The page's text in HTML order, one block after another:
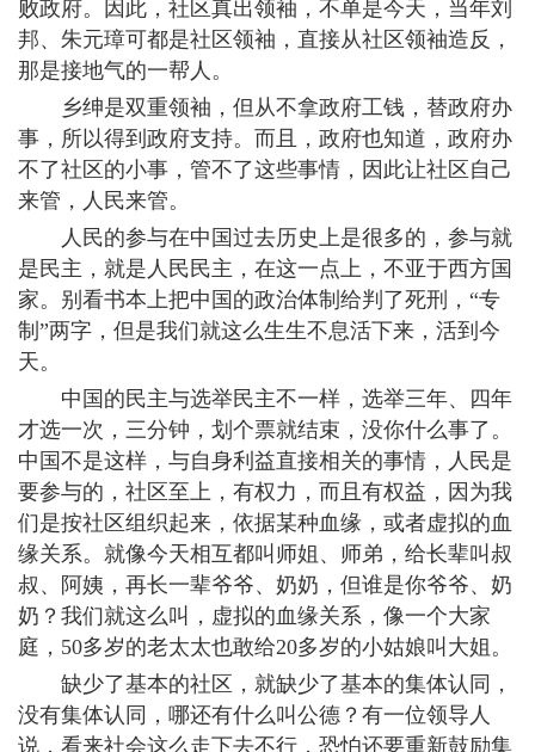
败政府。因此，社区真出领袖，不单是今天，当年刘
邦、朱元璋可都是社区领袖，直接从社区领袖造反，
那是接地气的一帮人。
乡绅是双重领袖，但从不拿政府工钱，替政府办
事，所以得到政府支持。而且，政府也知道，政府办
不了社区的小事，管不了这些事情，因此让社区自己
来管，人民来管。
人民的参与在中国过去历史上是很多的，参与就
是民主，就是人民民主，在这一点上，不亚于西方国
家。别看书本上把中国的政治体制给判了死刑，“专
制”两字，但是我们就这么生生不息活下来，活到今
天。
中国的民主与选举民主不一样，选举三年、四年
才选一次，三分钟，划个票就结束，没你什么事了。
中国不是这样，与自身利益直接相关的事情，人民是
要参与的，社区至上，有权力，而且有权益，因为我
们是按社区组织起来，依据某种血缘，或者虚拟的血
缘关系。就像今天相互都叫师姐、师弟，给长辈叫叔
叔、阿姨，再长一辈爷爷、奶奶，但谁是你爷爷、奶
奶？我们就这么叫，虚拟的血缘关系，像一个大家
庭，50多岁的老太太也敢给20多岁的小姑娘叫大姐。
缺少了基本的社区，就缺少了基本的集体认同，
没有集体认同，哪还有什么叫公德？有一位领导人
说，看来社会这么走下去不行，恐怕还要重新鼓励集